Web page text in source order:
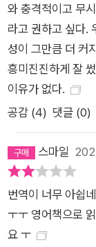
덜 자고도 아무런
바로 이런 부류라
게 자고 오래 깨
일 가능성은 극히
이유를 설명한다.
이 살아갈 수 있는
을 경우보다 낮은
은 매일 우리의 뇌
이고 유일한 수단
하는 자리에서 잠
해서 밤늦게까지
와 충격적이고 무
라고 권하고 싶다.
성이 그만큼 더 커
흥미진진하게 잘
이유가 없다.
공감 (4) 댓글 (0)
스마일
번역이 너무 아쉽
ㅜㅜ 영어책으로
요 ㅜ